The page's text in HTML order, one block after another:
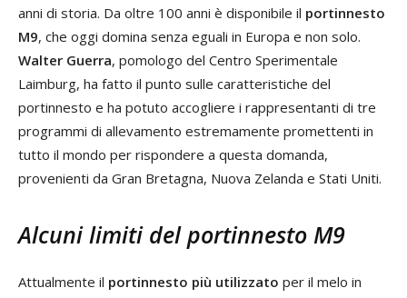
anni di storia. Da oltre 100 anni è disponibile il portinnesto
M9, che oggi domina senza eguali in Europa e non solo.
Walter Guerra, pomologo del Centro Sperimentale
Laimburg, ha fatto il punto sulle caratteristiche del
portinnesto e ha potuto accogliere i rappresentanti di tre
programmi di allevamento estremamente promettenti in
tutto il mondo per rispondere a questa domanda,
provenienti da Gran Bretagna, Nuova Zelanda e Stati Uniti.
Alcuni limiti del portinnesto M9
Attualmente il portinnesto più utilizzato per il melo in